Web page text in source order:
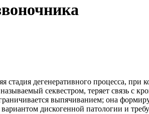
дегенеративного процесса, при
секвестром, теряет связь с
выпячиванием; она
дискогенной патологии и